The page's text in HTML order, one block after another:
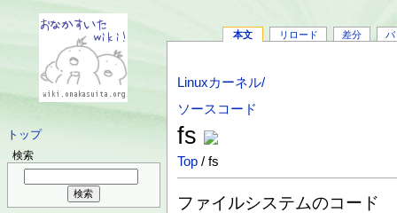
トップ
検索
本文 リロード 差分 バ
Linuxカーネル/
ソースコード
fs
Top / fs
ファイルシステムのコード